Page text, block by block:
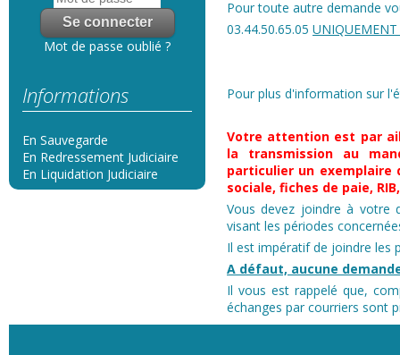
Mot de passe oublié ?
Informations
En Sauvegarde
En Redressement Judiciaire
En Liquidation Judiciaire
Pour toute autre demande
03.44.50.65.05
Pour plus d'information sur
Votre attention est par
la transmission au
particulier un
sociale, fiches de paie,
Vous devez joindre à votre
visant les périodes
Il est impératif de joindre les
A défaut, aucune
Il vous est rappelé que,
échanges par courriers sont